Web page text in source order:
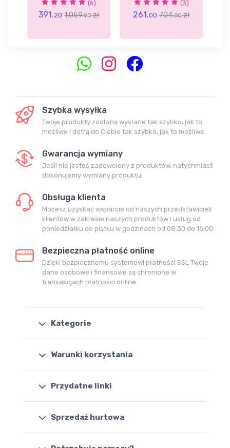
(6)
391.20 1,059.90zł
(3)
261.00 704.90zł
Szybka wysyłka
Twoje produkty zostaną wysłane tak szybko, jak to
możliwe i dotrą do Ciebie tak szybko, jak to możliwe.
Gwarancja wymiany
Jeśli nie jesteś zadowolony z produktów, natychmiast
dokonujemy wymiany produktu.
Obsługa klienta
Możesz uzyskać wsparcie od naszych przedstawicieli
klientów w zakresie naszych produktów i usług od
poniedziałku do piątku w godzinach od 08:30 do 16:00.
Bezpieczna płatność online
Dzięki bezpiecznemu systemowi płatności SSL Twoje
dane osobowe i finansowe są chronione w
transakcjach płatności online.
Kategorie
Warunki korzystania
Przydatne linki
Sprzedaż hurtowa